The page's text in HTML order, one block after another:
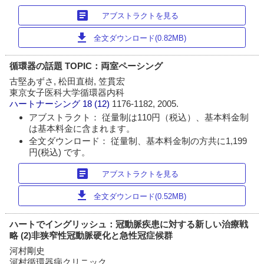
article アブストラクトを見る
download 全文ダウンロード(0.82MB)
循環器の話題 TOPIC：両室ペーシング
古堅あずさ, 松田直樹, 笠貫宏
東京女子医科大学循環器内科
ハートナーシング 18 (12) 1176-1182, 2005.
アブストラクト： 従量制は110円（税込）、基本料金制
は基本料金に含まれます。
全文ダウンロード： 従量制、基本料金制の方共に1,199
円(税込) です。
article アブストラクトを見る
download 全文ダウンロード(0.52MB)
ハートでイングリッシュ：冠動脈疾患に対する新しい治療戦
略 (2)非狭窄性冠動脈硬化と急性冠症候群
河村剛史